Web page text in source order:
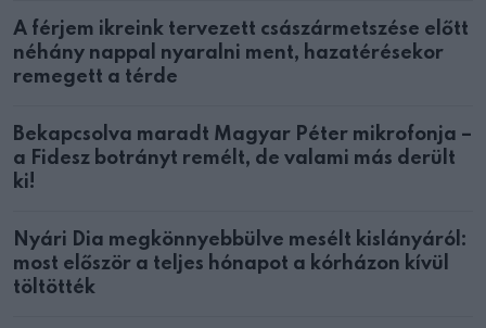
A férjem ikreink tervezett császármetszése előtt
néhány nappal nyaralni ment, hazatérésekor
remegett a térde
Bekapcsolva maradt Magyar Péter mikrofonja –
a Fidesz botrányt remélt, de valami más derült
ki!
Nyári Dia megkönnyebbülve mesélt kislányáról:
most először a teljes hónapot a kórházon kívül
töltötték